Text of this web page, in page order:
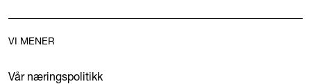
VI MENER
Vår næringspolitikk